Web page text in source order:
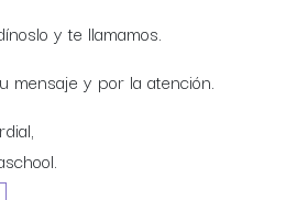
y te llamamos.
mensaje y por la atención.